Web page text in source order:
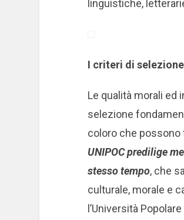
linguistiche,
I criteri di
Le qualità morali ed
selezione
coloro che possono
UNIPOC predilige
stesso tempo, che
culturale, morale e
l’Università